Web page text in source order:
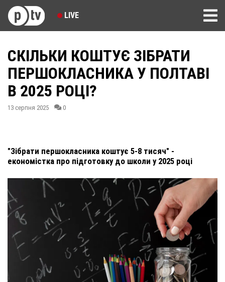
LIVE
СКІЛЬКИ КОШТУЄ ЗІБРАТИ
ПЕРШОКЛАСНИКА У ПОЛТАВІ
В 2025 РОЦІ?
13 серпня 2025 0
"Зібрати першокласника коштує 5-8 тисяч" -
економістка про підготовку до школи у 2025 році